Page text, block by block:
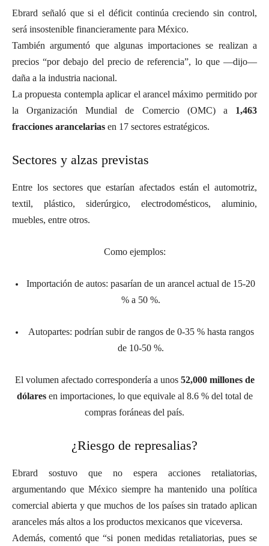
Ebrard señaló que si el déficit continúa creciendo sin control,
será insostenible financieramente para México.
También argumentó que algunas importaciones se realizan a
precios “por debajo del precio de referencia”, lo que —dijo—
daña a la industria nacional.
La propuesta contempla aplicar el arancel máximo permitido por
la Organización Mundial de Comercio (OMC) a 1,463
fracciones arancelarias en 17 sectores estratégicos.
Sectores y alzas previstas
Entre los sectores que estarían afectados están el automotriz,
textil, plástico, siderúrgico, electrodomésticos, aluminio,
muebles, entre otros.
Como ejemplos:
Importación de autos: pasarían de un arancel actual de 15-20
% a 50 %.
Autopartes: podrían subir de rangos de 0-35 % hasta rangos
de 10-50 %.
El volumen afectado correspondería a unos 52,000 millones de
dólaresen importaciones, lo que equivale al 8.6 % del total de
compras foráneas del país.
¿Riesgo de represalias?
Ebrard sostuvo que no espera acciones retaliatorias,
argumentando que México siempre ha mantenido una política
comercial abierta y que muchos de los países sin tratado aplican
aranceles más altos a los productos mexicanos que viceversa.
Además, comentó que “si ponen medidas retaliatorias, pues se